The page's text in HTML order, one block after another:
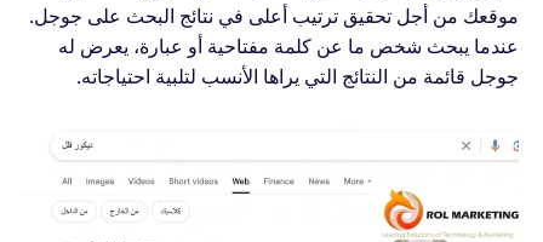
موقعك من أجل تحقيق ترتيب أعلى في نتائج البحث على جوجل.
عندما يبحث شخص ما عن كلمة مفتاحية أو عبارة، يعرض له
جوجل قائمة من النتائج التي يراها الأنسب لتلبية احتياجاته.